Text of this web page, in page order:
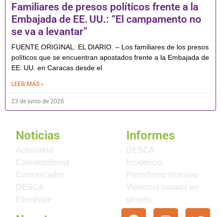
Familiares de presos políticos frente a la
Embajada de EE. UU.: “El campamento no
se va a levantar”
FUENTE ORIGINAL: EL DIARIO. – Los familiares de los presos
políticos que se encuentran apostados frente a la Embajada de
EE. UU. en Caracas desde el
LEER MÁS »
23 de junio de 2026
Noticias
Actualidad
CaleidoInforma
Comunicados
DESCA
Efeméride
Informes
DESCA
Incidencia
Periodismo Humano
Violencia basada en
género